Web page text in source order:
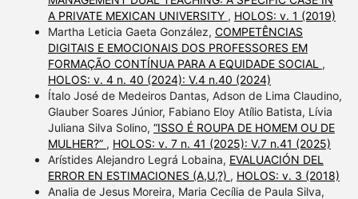
A PRIVATE MEXICAN UNIVERSITY , HOLOS: v. 1 (2019)
Martha Leticia Gaeta González, COMPETÊNCIAS
DIGITAIS E EMOCIONAIS DOS PROFESSORES EM
FORMAÇÃO CONTÍNUA PARA A EQUIDADE SOCIAL ,
HOLOS: v. 4 n. 40 (2024): V.4 n.40 (2024)
Ítalo José de Medeiros Dantas, Adson de Lima Claudino,
Glauber Soares Júnior, Fabiano Eloy Atílio Batista, Lívia
Juliana Silva Solino, “ISSO É ROUPA DE HOMEM OU DE
MULHER?” , HOLOS: v. 7 n. 41 (2025): V.7 n.41 (2025)
Arístides Alejandro Legrá Lobaina, EVALUACIÓN DEL
ERROR EN ESTIMACIONES (A,U,?) , HOLOS: v. 3 (2018)
Analia de Jesus Moreira, Maria Cecília de Paula Silva,